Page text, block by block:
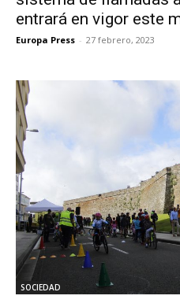
entrará en vigor este
Europa Press - 27 febrero, 2023
SOCIEDAD